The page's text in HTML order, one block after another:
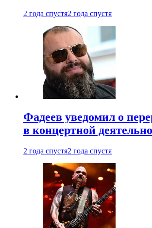
2 года спустя2 года спустя
Фадеев уведомил о
в концертной
2 года спустя2 года спустя